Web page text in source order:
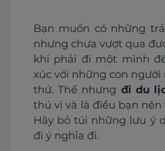
Bạn muốn có những
nhưng chưa vượt qua
khi phải đi một mình
xúc với những con
thứ. Thế nhưng đi du
thú vị và là điều bạn
Hãy bỏ túi những lưu ý
đi ý nghĩa đi.